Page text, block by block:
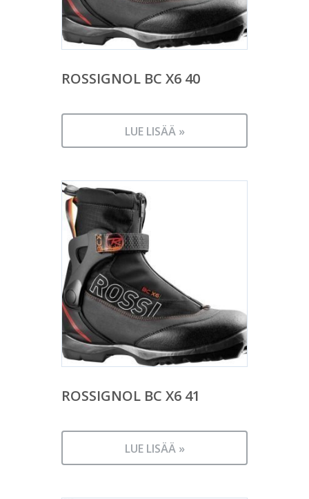
ROSSIGNOL BC X6 40
LUE LISÄÄ »
ROSSIGNOL BC X6 41
LUE LISÄÄ »